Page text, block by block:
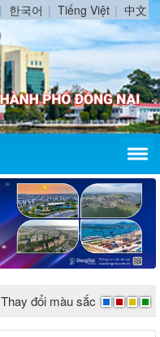
한국어 Tiếng Việt 中文
Thay đổi màu sắc